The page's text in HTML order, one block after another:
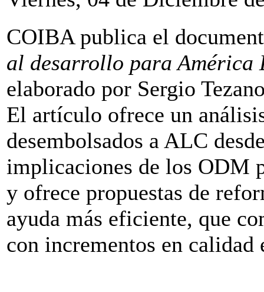
COIBA publica el
al desarrollo para
elaborado por Sergio
El artículo ofrece un
desembolsados a ALC
implicaciones de los ODM
y ofrece propuestas de
ayuda más eficiente, que
con incrementos en calidad